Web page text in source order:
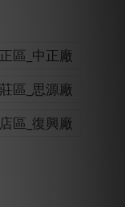
區_中正廠
區_思源廠
區_復興廠